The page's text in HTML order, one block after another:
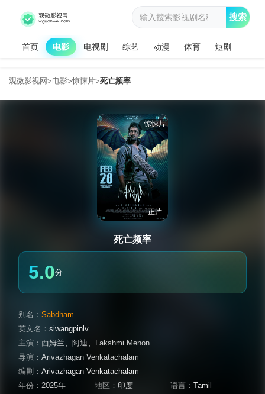
首页 电影 电视剧 综艺 动漫 体育 短剧
搜索
观微影视网>电影>惊悚片>死亡频率
惊悚片
正片
死亡频率
5.0分
别名： Sabdham
英文名： siwangpinlv
主演： 西姆兰、 阿迪、
Lakshmi Menon
导演： Arivazhagan Venkatachalam
编剧： Arivazhagan Venkatachalam
年份： 2025年 地区： 印度 语言：Tamil